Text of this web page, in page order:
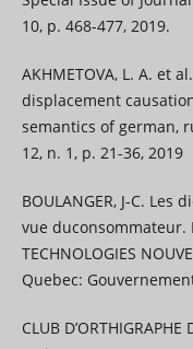
10, p. 468-477, 2019.
AKHMETOVA, L. A. et
displacement
semantics of german,
12, n. 1, p. 21-36, 2019
BOULANGER, J-C.
vue duconsommateur.
TECHNOLOGIES
Quebec:
CLUB